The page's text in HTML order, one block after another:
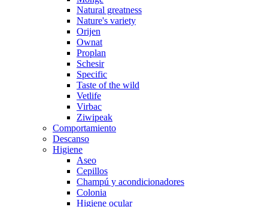
Natural greatness
Nature's variety
Orijen
Ownat
Proplan
Schesir
Specific
Taste of the wild
Vetlife
Virbac
Ziwipeak
Comportamiento
Descanso
Higiene
Aseo
Cepillos
Champú y acondicionadores
Colonia
Higiene ocular